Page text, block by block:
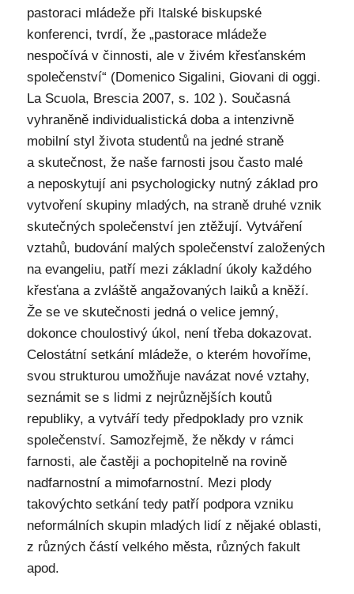
pastoraci mládeže při Italské biskupské
konferenci, tvrdí, že „pastorace mládeže
nespočívá v činnosti, ale v živém křesťanském
společenství“ (Domenico Sigalini, Giovani di oggi.
La Scuola, Brescia 2007, s. 102 ). Současná
vyhraněně individualistická doba a intenzivně
mobilní styl života studentů na jedné straně
a skutečnost, že naše farnosti jsou často malé
a neposkytují ani psychologicky nutný základ pro
vytvoření skupiny mladých, na straně druhé vznik
skutečných společenství jen ztěžují. Vytváření
vztahů, budování malých společenství založených
na evangeliu, patří mezi základní úkoly každého
křesťana a zvláště angažovaných laiků a kněží.
Že se ve skutečnosti jedná o velice jemný,
dokonce choulostivý úkol, není třeba dokazovat.
Celostátní setkání mládeže, o kterém hovoříme,
svou strukturou umožňuje navázat nové vztahy,
seznámit se s lidmi z nejrůznějších koutů
republiky, a vytváří tedy předpoklady pro vznik
společenství. Samozřejmě, že někdy v rámci
farnosti, ale častěji a pochopitelně na rovině
nadfarnostní a mimofarnostní. Mezi plody
takovýchto setkání tedy patří podpora vzniku
neformálních skupin mladých lidí z nějaké oblasti,
z různých částí velkého města, různých fakult
apod.